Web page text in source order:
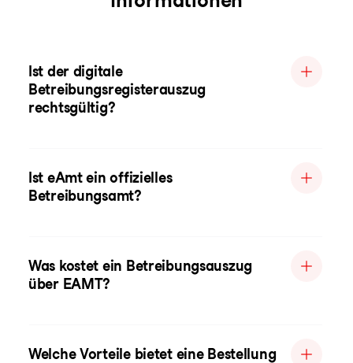
Ist der digitale
Betreibungsregisterauszug
rechtsgültig?
Ist eAmt ein offizielles
Betreibungsamt?
Was kostet ein Betreibungsauszug
über EAMT?
Welche Vorteile bietet eine Bestellung